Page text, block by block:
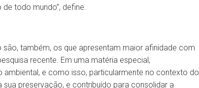
todo mundo”, define.
também, os que apresentam maior afinidade com
recente. Em uma matéria especial,
e como isso, particularmente no contexto do
preservação, e contribuído para consolidar a